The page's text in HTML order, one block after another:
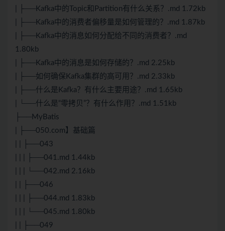
| ├──Kafka中的Topic和Partition有什么关系？.md 1.72kb
| ├──Kafka中的消费者偏移量是如何管理的？.md 1.87kb
| ├──Kafka中的消息如何分配给不同的消费者？.md
1.80kb
| ├──Kafka中的消息是如何存储的？.md 2.25kb
| ├──如何确保Kafka集群的高可用？.md 2.33kb
| ├──什么是Kafka？有什么主要用途？.md 1.65kb
| └──什么是“零拷贝”？有什么作用？.md 1.51kb
├──MyBatis
| ├──050.com】基础篇
| | ├──043
| | | ├──041.md 1.44kb
| | | └──042.md 2.16kb
| | ├──046
| | | ├──044.md 1.83kb
| | | └──045.md 1.80kb
| | ├──049